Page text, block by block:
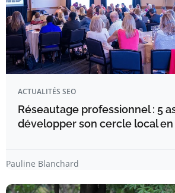
ACTUALITÉS SEO
Réseautage professionnel : 5
développer son cercle local en
Pauline Blanchard